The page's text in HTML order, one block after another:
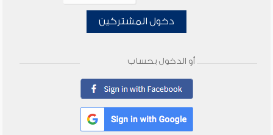
دخول المشتركين
أو الدخول بحساب